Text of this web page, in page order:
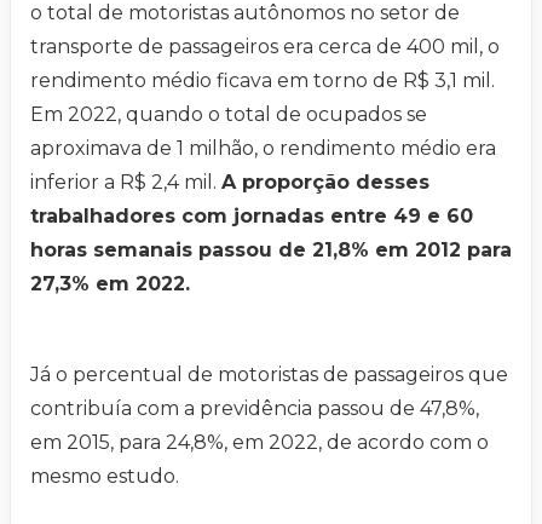
o total de motoristas autônomos no setor de
transporte de passageiros era cerca de 400 mil, o
rendimento médio ficava em torno de R$ 3,1 mil.
Em 2022, quando o total de ocupados se
aproximava de 1 milhão, o rendimento médio era
inferior a R$ 2,4 mil. A proporção desses
trabalhadores com jornadas entre 49 e 60
horas semanais passou de 21,8% em 2012 para
27,3% em 2022.
Já o percentual de motoristas de passageiros que
contribuía com a previdência passou de 47,8%,
em 2015, para 24,8%, em 2022, de acordo com o
mesmo estudo.